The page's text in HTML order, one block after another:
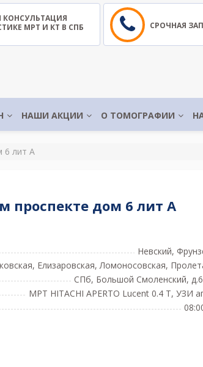
КОНСУЛЬТАЦИЯ
МРТ И КТ В СПБ
СРОЧНАЯ
НАШИ АКЦИИ О ТОМОГРАФИИ
6 лит А
проспекте дом 6 лит А
Невский,
Елизаровская, Ломоносовская,
СПб, Большой Смоленский,
МРТ HITACHI APERTO Lucent 0.4 Т, УЗИ